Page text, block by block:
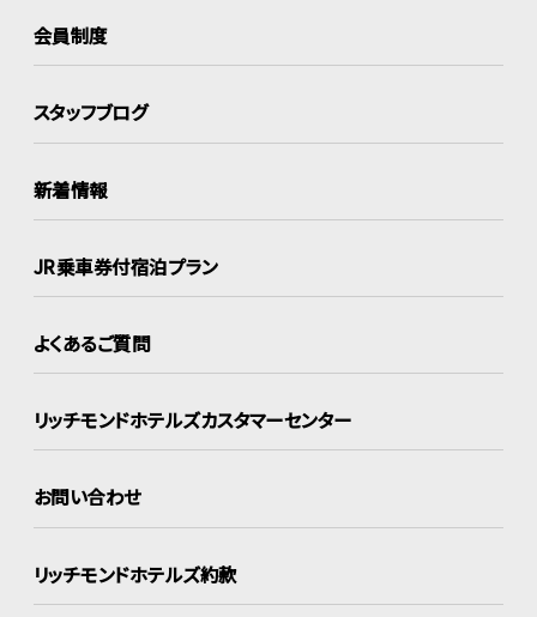
会員制度
スタッフブログ
新着情報
JR乗車券付宿泊プラン
よくあるご質問
リッチモンドホテルズカスタマーセンター
お問い合わせ
リッチモンドホテルズ約款